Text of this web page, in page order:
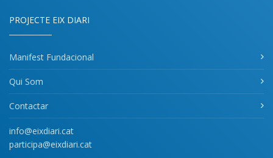
PROJECTE EIX DIARI
Manifest Fundacional
Qui Som
Contactar
info@eixdiari.cat
participa@eixdiari.cat